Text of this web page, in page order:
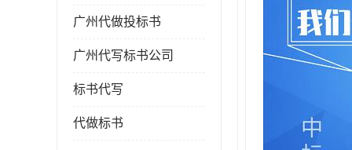
广州代做投标书
广州代写标书公司
标书代写
代做标书